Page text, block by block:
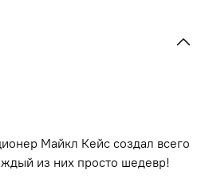
Майкл Кейс создал всего
из них просто шедевр!